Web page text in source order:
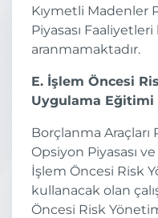
Kıymetli Madenler
Piyasası
aranmamaktadır.
E. İşlem Öncesi
Uygulama Eğitimi
Borçlanma Araçları
Opsiyon Piyasası
İşlem Öncesi Risk
kullanacak olan
Öncesi Risk